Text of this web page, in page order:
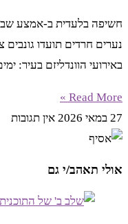
חשיפה בלעדית ב-אמצע
נערים חרדים תועדו
באירועי הוונדליזם בעיר:
Read More »
27 במאי 2026
אין תגובות
אולי תאהב/י גם